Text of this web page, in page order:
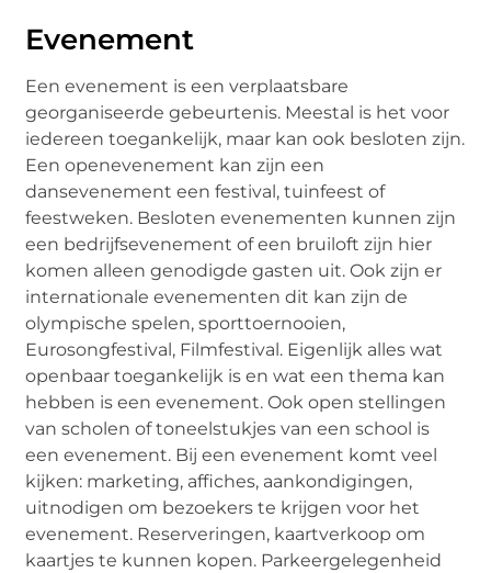
Evenement
Een evenement is een verplaatsbare
georganiseerde gebeurtenis. Meestal is het voor
iedereen toegankelijk, maar kan ook besloten zijn.
Een openevenement kan zijn een
dansevenement een festival, tuinfeest of
feestweken. Besloten evenementen kunnen zijn
een bedrijfsevenement of een bruiloft zijn hier
komen alleen genodigde gasten uit. Ook zijn er
internationale evenementen dit kan zijn de
olympische spelen, sporttoernooien,
Eurosongfestival, Filmfestival. Eigenlijk alles wat
openbaar toegankelijk is en wat een thema kan
hebben is een evenement. Ook open stellingen
van scholen of toneelstukjes van een school is
een evenement. Bij een evenement komt veel
kijken: marketing, affiches, aankondigingen,
uitnodigen om bezoekers te krijgen voor het
evenement. Reserveringen, kaartverkoop om
kaartjes te kunnen kopen. Parkeergelegenheid